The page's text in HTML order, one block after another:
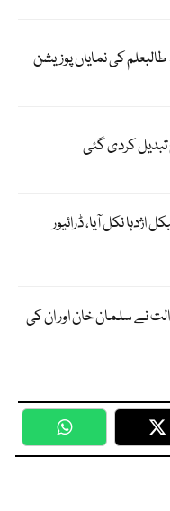
کی نمایاں پوزیشن
تبدیل کردی گئی
نکل آیا، ڈرائیور
نے سلمان خان اور ان کی
WhatsApp